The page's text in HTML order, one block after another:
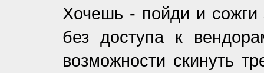
Хочешь - пойди и сожги
без доступа к
возможности скинуть